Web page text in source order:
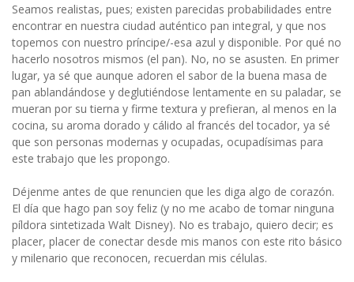
Seamos realistas, pues; existen parecidas probabilidades entre
encontrar en nuestra ciudad auténtico pan integral, y que nos
topemos con nuestro príncipe/-esa azul y disponible. Por qué no
hacerlo nosotros mismos (el pan). No, no se asusten. En primer
lugar, ya sé que aunque adoren el sabor de la buena masa de
pan ablandándose y deglutiéndose lentamente en su paladar, se
mueran por su tierna y firme textura y prefieran, al menos en la
cocina, su aroma dorado y cálido al francés del tocador, ya sé
que son personas modernas y ocupadas, ocupadísimas para
este trabajo que les propongo.
Déjenme antes de que renuncien que les diga algo de corazón.
El día que hago pan soy feliz (y no me acabo de tomar ninguna
píldora sintetizada Walt Disney). No es trabajo, quiero decir; es
placer, placer de conectar desde mis manos con este rito básico
y milenario que reconocen, recuerdan mis células.